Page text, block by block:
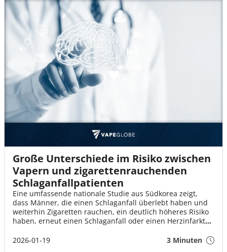
Große Unterschiede im Risiko zwischen
Vapern und zigarettenrauchenden
Schlaganfallpatienten
Eine umfassende nationale Studie aus Südkorea zeigt,
dass Männer, die einen Schlaganfall überlebt haben und
weiterhin Zigaretten rauchen, ein deutlich höheres Risiko
haben, erneut einen Schlaganfall oder einen Herzinfarkt
American Heart Association, ist die bisher größte
2026-01-19 3 Minuten